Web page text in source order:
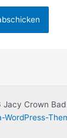
Crown
WordPress-